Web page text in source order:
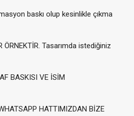
baskı olup kesinlikle çıkma
ÖRNEKTİR. Tasarımda istediğiniz
BASKISI VE İSİM
HATTIMIZDAN BİZE